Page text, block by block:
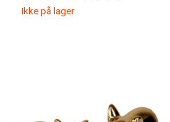
Ikke på lager